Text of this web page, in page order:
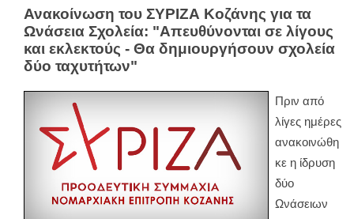
Ανακοίνωση του ΣΥΡΙΖΑ Κοζάνης για τα
Ωνάσεια Σχολεία: "Απευθύνονται σε λίγους
και εκλεκτούς - Θα δημιουργήσουν σχολεία
δύο ταχυτήτων"
Πριν από
λίγες ημέρες
ανακοινώθη
κε η ίδρυση
δύο
Ωνάσειων